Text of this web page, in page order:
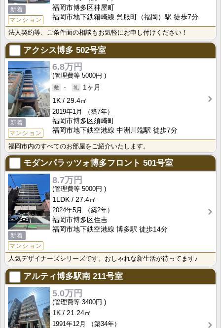
新着
マンション
福岡市博多区神屋町
福岡市地下鉄箱崎線 呉服町（福岡）駅 徒歩7分
法人契約等、ご条件面の相談もお気軽にお申し付けください！
アクシス博多 502号室
新着
マンション
6.8万円
5000円
-
1ヶ月
1K
29.4㎡
2019年1月
（築7年）
福岡市博多区須崎町
福岡市地下鉄空港線 中洲川端駅 徒歩7分
福岡市内のすべてのお部屋をご紹介いたします。
モダンパラッツォ博多フロント 501号室
新着
マンション
8.7万円
5000円
1LDK
27.4㎡
2024年5月
（築2年）
福岡市博多区住吉
福岡市地下鉄空港線 博多駅 徒歩14分
人気デザイナーズシリーズです。おしゃれな新生活が待ってます♪
アルティ博多駅南 211号室
5.0万円
3400円
1K
21.24㎡
1991年12月
（築34年）